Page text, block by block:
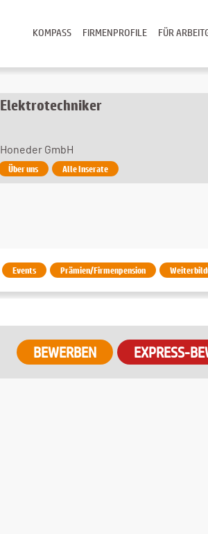
FÜR
FIRMENPROFILE
KOMPASS
Elektrotechniker
Honeder GmbH
Über uns Alle Inserate
Events Prämien/Firmenpension
BEWERBEN EXPRESS-